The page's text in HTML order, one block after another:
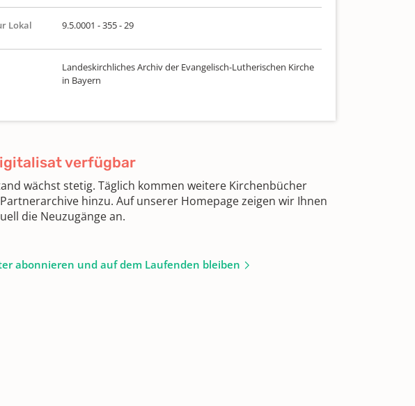
Lokal 9.5.0001 - 355 - 29
Landeskirchliches Archiv der Evangelisch-Lutherischen Kirche
in Bayern
verfügbar
wächst stetig. Täglich kommen weitere Kirchenbücher
hinzu. Auf unserer Homepage zeigen wir Ihnen
die Neuzugänge an.
abonnieren und auf dem Laufenden bleiben